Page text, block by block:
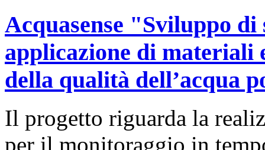
Acquasense "Sviluppo
applicazione di materiali
della qualità dell’acqua
Il progetto riguarda la
per il monitoraggio in